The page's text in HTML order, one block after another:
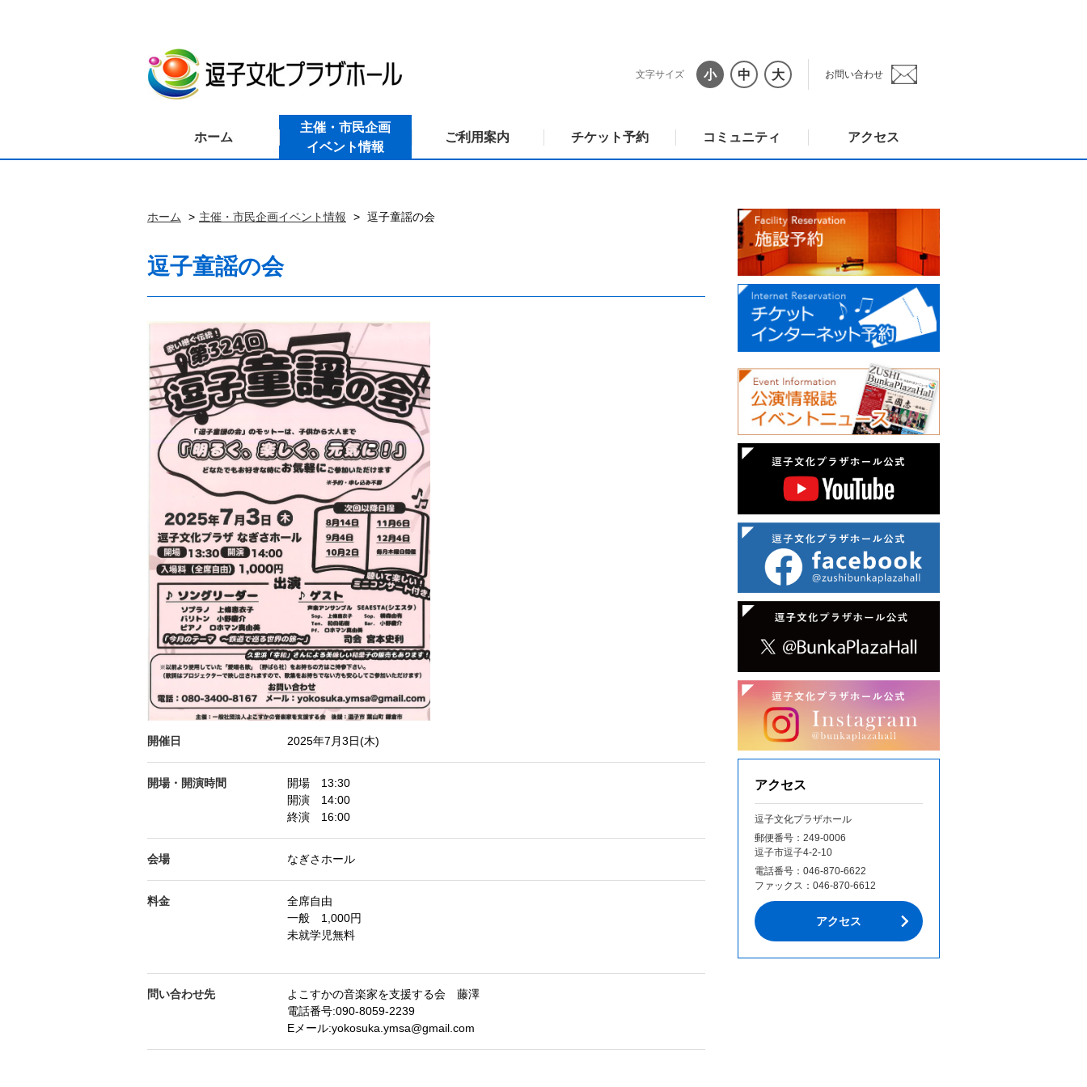
文字サイズ 小 中 大 お問い合わせ
ホーム
主催・市民企画
イベント情報
ご利用案内 チケット予約 コミュニティ アクセス
ホーム 主催・市民企画イベント情報 逗子童謡の会
逗子童謡の会
開催日 2025年7月3日(木)
開場・開演時間
開場 13:30
開演 14:00
終演 16:00
会場 なぎさホール
料金
全席自由
一般 1,000円
未就学児無料
問い合わせ先
よこすかの音楽家を支援する会 藤澤
電話番号:090-8059-2239
Eメール:yokosuka.ymsa@gmail.com
アクセス
逗子文化プラザホール
郵便番号：249‐0006
逗子市逗子4-2-10
電話番号： 046-870-6622
ファックス： 046-870-6612
アクセス